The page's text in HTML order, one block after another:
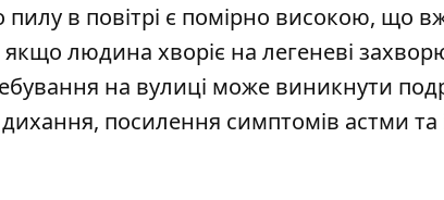
пилу в повітрі є помірно високою, що
якщо людина хворіє на легеневі
на вулиці може виникнути
посилення симптомів астми